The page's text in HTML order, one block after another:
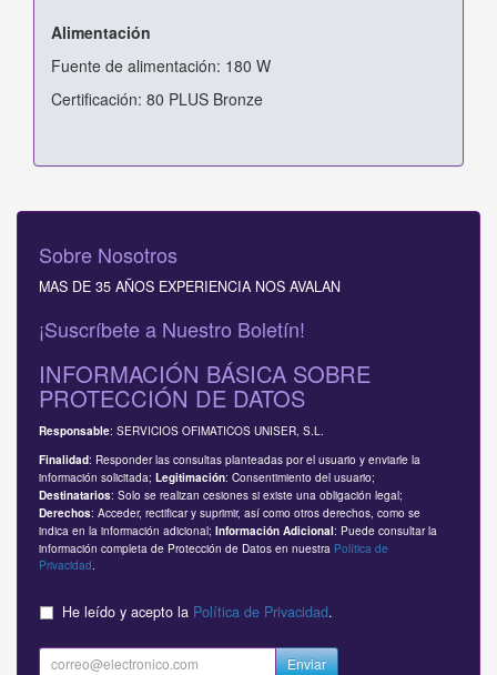
Alimentación
Fuente de alimentación: 180 W
Certificación: 80 PLUS Bronze
Sobre Nosotros
MAS DE 35 AÑOS EXPERIENCIA NOS AVALAN
¡Suscríbete a Nuestro Boletín!
INFORMACIÓN BÁSICA SOBRE
PROTECCIÓN DE DATOS
Responsable: SERVICIOS OFIMATICOS UNISER, S.L.
Finalidad: Responder las consultas planteadas por el usuario y enviarle la
información solicitada; Legitimación: Consentimiento del usuario;
Destinatarios: Solo se realizan cesiones si existe una obligación legal;
Derechos: Acceder, rectificar y suprimir, así como otros derechos, como se
indica en la información adicional; Información Adicional: Puede consultar la
información completa de Protección de Datos en nuestra Política de
Privacidad
He leído y acepto la Política de Privacidad.
Enviar